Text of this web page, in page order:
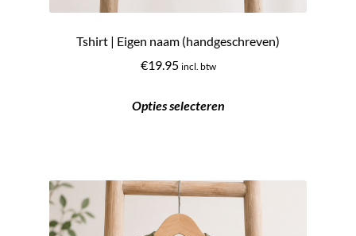
Tshirt | Eigen naam (handgeschreven)
€19.95 incl. btw
Opties selecteren